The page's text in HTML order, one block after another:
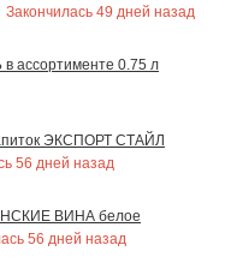
Закончилась 49 дней назад
ассортименте 0.75 л
ЭКСПОРТ СТАЙЛ
56 дней назад
ВИНА белое
56 дней назад